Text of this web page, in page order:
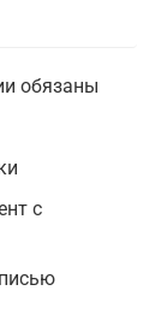
обязаны
с